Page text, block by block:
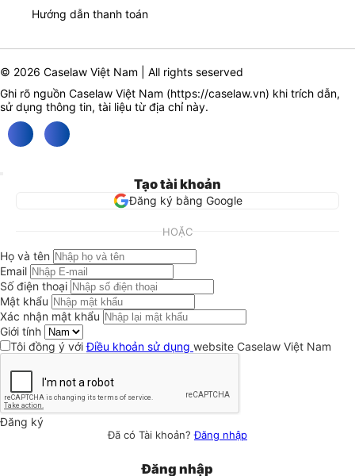
Hướng dẫn thanh toán
© 2026 Caselaw Việt Nam | All rights seserved
Ghi rõ nguồn Caselaw Việt Nam (https://caselaw.vn) khi trích dẫn,
sử dụng thông tin, tài liệu từ địa chỉ này.
Tạo tài khoản
Đăng ký bằng Google
HOẶC
Họ và tên
Email
Số điện thoại
Mật khẩu
Xác nhận mật khẩu
Giới tính
Tôi đồng ý vớiĐiều khoản sử dụng website Caselaw Việt Nam
Đăng ký
Đã có Tài khoản?Đăng nhập
Đăng nhập